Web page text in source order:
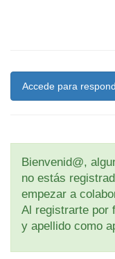
Accede para
Bienvenid@,
no estás
empezar a
Al registrarte por
y apellido como